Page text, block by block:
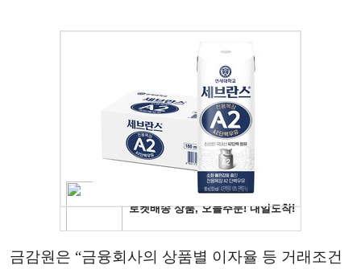
금감원은 “금융회사의 상품별 이자율 등 거래조건